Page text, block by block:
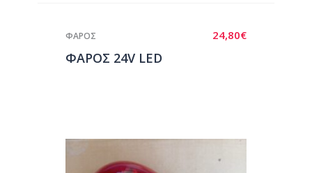
24,80€
ΦΑΡΟΣ
ΦΑΡΟΣ 24V LED